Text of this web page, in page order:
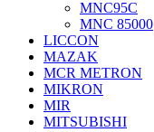
MNC95C
MNC 85000
LICCON
MAZAK
MCR METRON
MIKRON
MIR
MITSUBISHI